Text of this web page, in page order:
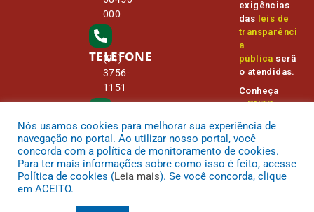
000
TELEFONE
(91)
3756-
1151
E-MAIL
camara@
cmmoju.p
a.gov.br
exigências
das leis de
transparênci
a
pública serã
o atendidas.
Conheça
oPNTPe
Transparênc
ia Pública
Nós usamos cookies para melhorar sua experiência de
navegação no portal. Ao utilizar nosso portal, você
concorda com a política de monitoramento de cookies.
Para ter mais informações sobre como isso é feito, acesse
Política de cookies (Leia mais). Se você concorda, clique
em ACEITO.